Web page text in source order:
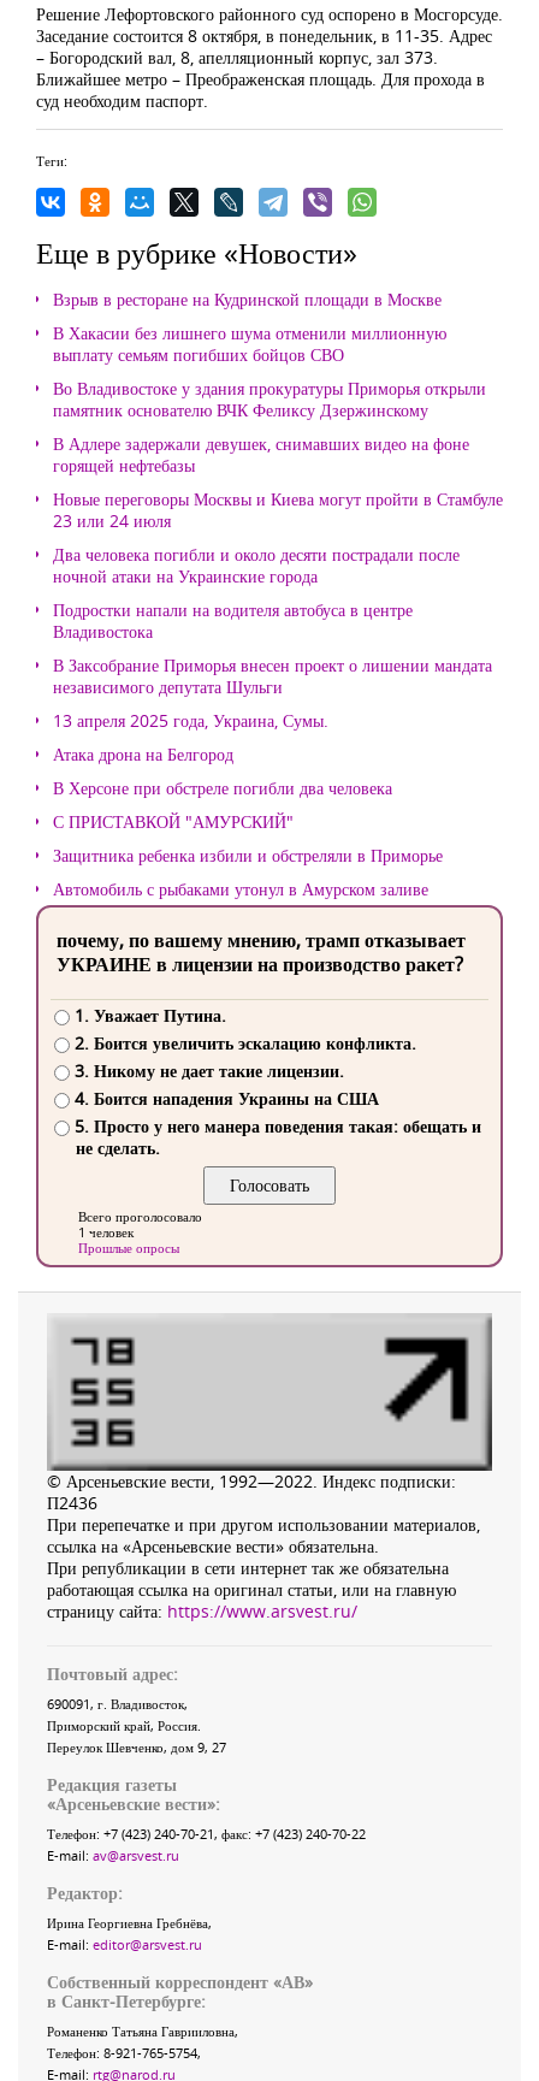
Решение Лефортовского районного суд оспорено в Мосгорсуде.
Заседание состоится 8 октября, в понедельник, в 11-35. Адрес
– Богородский вал, 8, апелляционный корпус, зал 373.
Ближайшее метро – Преображенская площадь. Для прохода в
суд необходим паспорт.
Теги:
Еще в рубрике «Новости»
Взрыв в ресторане на Кудринской площади в Москве
В Хакасии без лишнего шума отменили миллионную
выплату семьям погибших бойцов СВО
Во Владивостоке у здания прокуратуры Приморья открыли
памятник основателю ВЧК Феликсу Дзержинскому
В Адлере задержали девушек, снимавших видео на фоне
горящей нефтебазы
Новые переговоры Москвы и Киева могут пройти в Стамбуле
23 или 24 июля
Два человека погибли и около десяти пострадали после
ночной атаки на Украинские города
Подростки напали на водителя автобуса в центре
Владивостока
В Заксобрание Приморья внесен проект о лишении мандата
независимого депутата Шульги
13 апреля 2025 года, Украина, Сумы.
Атака дрона на Белгород
В Херсоне при обстреле погибли два человека
С ПРИСТАВКОЙ "АМУРСКИЙ"
Защитника ребенка избили и обстреляли в Приморье
Автомобиль с рыбаками утонул в Амурском заливе
почему, по вашему мнению, трамп отказывает
УКРАИНЕ в лицензии на производство ракет?
1. Уважает Путина.
2. Боится увеличить эскалацию конфликта.
3. Никому не дает такие лицензии.
4. Боится нападения Украины на США
5. Просто у него манера поведения такая: обещать и
не сделать.
Всего проголосовало
1 человек
Прошлые опросы
© Арсеньевские вести, 1992—2022. Индекс подписки:
П2436
При перепечатке и при другом использовании материалов,
ссылка на «Арсеньевские вести» обязательна.
При републикации в сети интернет так же обязательна
работающая ссылка на оригинал статьи, или на главную
страницу сайта: https://www.arsvest.ru/
Почтовый адрес:
690091, г. Владивосток,
Приморский край, Россия
Переулок Шевченко, дом 9, 27
Редакция газеты
«Арсеньевские вести»:
Телефон: +7 (423) 240-70-21, факс: +7 (423) 240-70-22
E-mail: av@arsvest.ru
Редактор:
Ирина Георгиевна Гребнёва,
E-mail: editor@arsvest.ru
Собственный корреспондент «АВ»
в Санкт-Петербурге:
Романенко Татьяна Гаврииловна,
Телефон: 8-921-765-5754,
E-mail: rtg@narod.ru